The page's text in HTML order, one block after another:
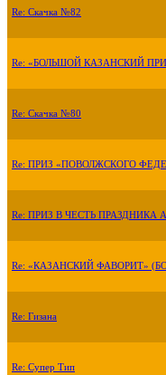
Re: Скачка №82
Re: «БОЛЬШОЙ КАЗАНСКИЙ
Re: Скачка №80
Re: ПРИЗ «ПОВОЛЖСКОГО
Re: ПРИЗ В ЧЕСТЬ ПРАЗДНИКА
Re: «КАЗАНСКИЙ ФАВОРИТ»
Re: Гизана
Re: Супер Тип